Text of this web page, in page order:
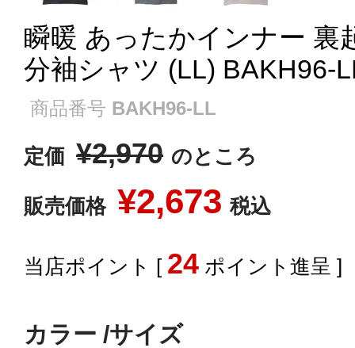
瞬暖 あったかインナー 裏
分袖シャツ (LL) BAKH96-
商品番号 BAKH96-LL
定価 ¥2,970 のところ
販売価格 ¥2,673 税込
[ 24 ポイント進呈 ]
カラー サイズ